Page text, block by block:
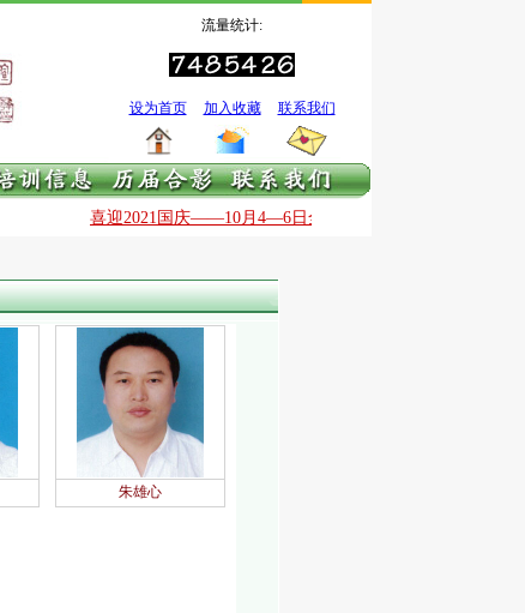
流量统计:
设为首页 加入收藏 联系我们
喜迎2021国庆——10月4—6日全国银质针治痛技术国庆提高班
朱雄心